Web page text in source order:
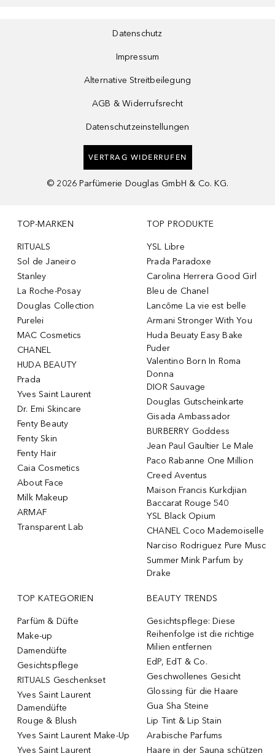
Datenschutz
Impressum
Alternative Streitbeilegung
AGB & Widerrufsrecht
Datenschutzeinstellungen
VERTRAG WIDERRUFEN
© 2026 Parfümerie Douglas GmbH & Co. KG.
TOP-MARKEN
RITUALS
Sol de Janeiro
Stanley
La Roche-Posay
Douglas Collection
Purelei
MAC Cosmetics
CHANEL
HUDA BEAUTY
Prada
Yves Saint Laurent
Dr. Emi Skincare
Fenty Beauty
Fenty Skin
Fenty Hair
Caia Cosmetics
About Face
Milk Makeup
ARMAF
Transparent Lab
TOP PRODUKTE
YSL Libre
Prada Paradoxe
Carolina Herrera Good Girl
Bleu de Chanel
Lancôme La vie est belle
Armani Stronger With You
Huda Beuaty Easy Bake
Puder
Valentino Born In Roma
Donna
DIOR Sauvage
Douglas Gutscheinkarte
Gisada Ambassador
BURBERRY Goddess
Jean Paul Gaultier Le Male
Paco Rabanne One Million
Creed Aventus
Maison Francis Kurkdjian
Baccarat Rouge 540
YSL Black Opium
CHANEL Coco Mademoiselle
Narciso Rodriguez Pure Musc
Summer Mink Parfum by
Drake
TOP KATEGORIEN
Parfüm & Düfte
Make-up
Damendüfte
Gesichtspflege
RITUALS Geschenkset
Yves Saint Laurent
Damendüfte
Rouge & Blush
Yves Saint Laurent Make-Up
Yves Saint Laurent
BEAUTY TRENDS
Gesichtspflege: Diese
Reihenfolge ist die richtige
Milien entfernen
EdP, EdT & Co.
Geschwollenes Gesicht
Glossing für die Haare
Gua Sha Steine
Lip Tint & Lip Stain
Arabische Parfums
Haare in der Sauna schützen